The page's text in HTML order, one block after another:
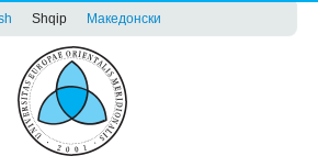
Shqip Македонски